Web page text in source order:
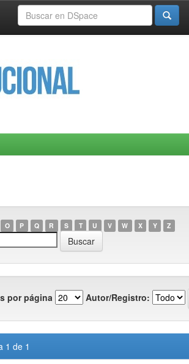
O P Q R S T U V W X Y Z
por página Autor/Registro:
1 de 1